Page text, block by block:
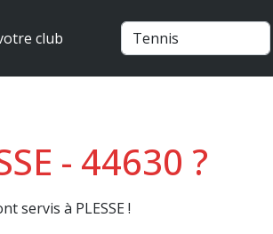
club
- 44630 ?
servis à PLESSE !